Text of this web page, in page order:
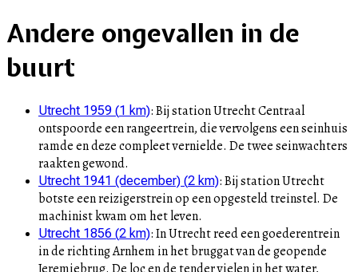
Andere ongevallen in de
buurt
Utrecht 1959 (1 km):Bij station Utrecht Centraal
ontspoorde een rangeertrein, die vervolgens een seinhuis
ramde en deze compleet vernielde. De twee seinwachters
raakten gewond.
Utrecht 1941 (december) (2 km):Bij station Utrecht
botste een reizigerstrein op een opgesteld treinstel. De
machinist kwam om het leven.
Utrecht 1856 (2 km):In Utrecht reed een goederentrein
in de richting Arnhem in het bruggat van de geopende
Jeremiebrug. De loc en de tender vielen in het water,